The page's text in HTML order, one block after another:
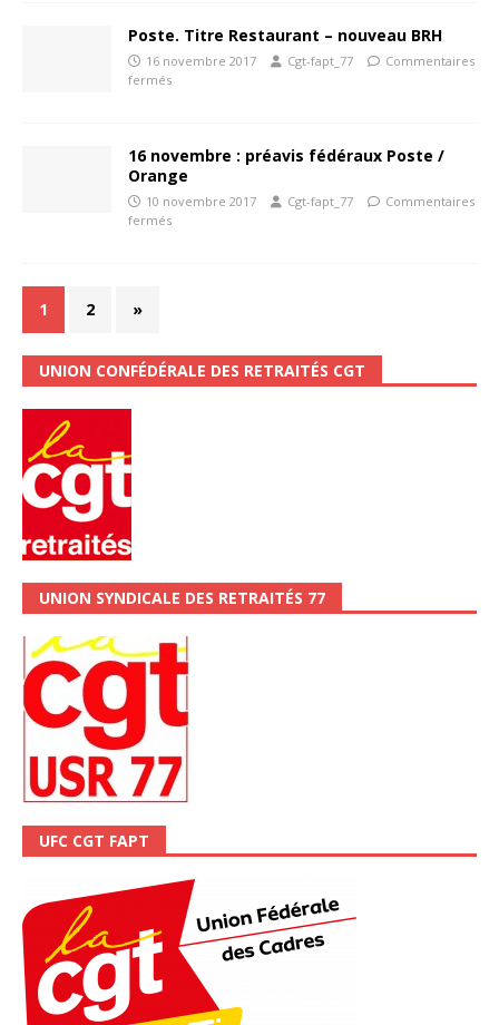
Poste. Titre Restaurant – nouveau BRH
16 novembre 2017 Cgt-fapt_77
Commentaires
fermés
16 novembre : préavis fédéraux Poste /
Orange
10 novembre 2017 Cgt-fapt_77
Commentaires
fermés
1 2 »
UNION CONFÉDÉRALE DES RETRAITÉS CGT
UNION SYNDICALE DES RETRAITÉS 77
UFC CGT FAPT